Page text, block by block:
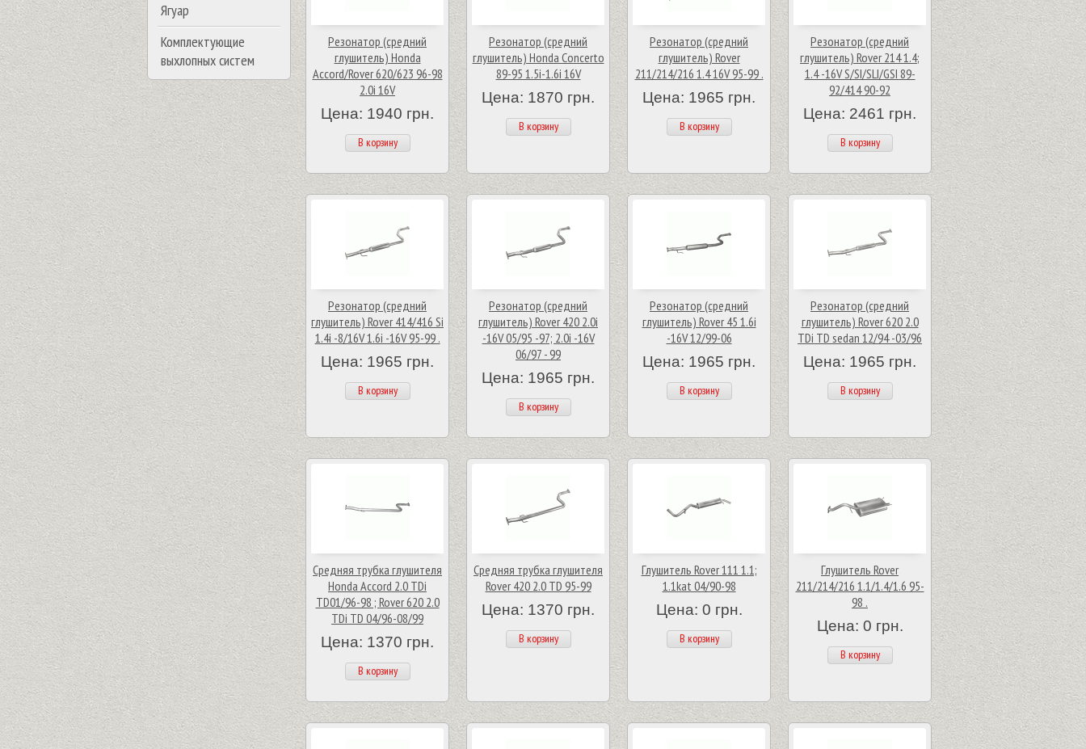
Ягуар
Комплектующие
выхлопных систем
Резонатор (средний
глушитель) Honda
Accord/Rover 620/623 96-98
2.0i 16V
Цена: 1940 грн.
В корзину
Резонатор (средний
глушитель) Honda Concerto
89-95 1.5i-1.6i 16V
Цена: 1870 грн.
В корзину
Резонатор (средний
глушитель) Rover
211/214/216 1.4 16V 95-99 .
Цена: 1965 грн.
В корзину
Резонатор (средний
глушитель) Rover 214 1.4;
1.4 -16V S/SI/SLI/GSI 89-
92/414 90-92
Цена: 2461 грн.
В корзину
Резонатор (средний
глушитель) Rover 414/416 Si
1.4i -8/16V 1.6i -16V 95-99 .
Цена: 1965 грн.
В корзину
Резонатор (средний
глушитель) Rover 420 2.0i
-16V 05/95 -97; 2.0i -16V
06/97 - 99
Цена: 1965 грн.
В корзину
Резонатор (средний
глушитель) Rover 45 1.6i
-16V 12/99-06
Цена: 1965 грн.
В корзину
Резонатор (средний
глушитель) Rover 620 2.0
TDi TD sedan 12/94 -03/96
Цена: 1965 грн.
В корзину
Средняя трубка глушителя
Honda Accord 2.0 TDi
TD01/96-98 ; Rover 620 2.0
TDi TD 04/96-08/99
Цена: 1370 грн.
В корзину
Средняя трубка глушителя
Rover 420 2.0 TD 95-99
Цена: 1370 грн.
В корзину
Глушитель Rover 111 1.1;
1.1kat 04/90-98
Цена: 0 грн.
В корзину
Глушитель Rover
211/214/216 1.1/1.4/1.6 95-
98 .
Цена: 0 грн.
В корзину